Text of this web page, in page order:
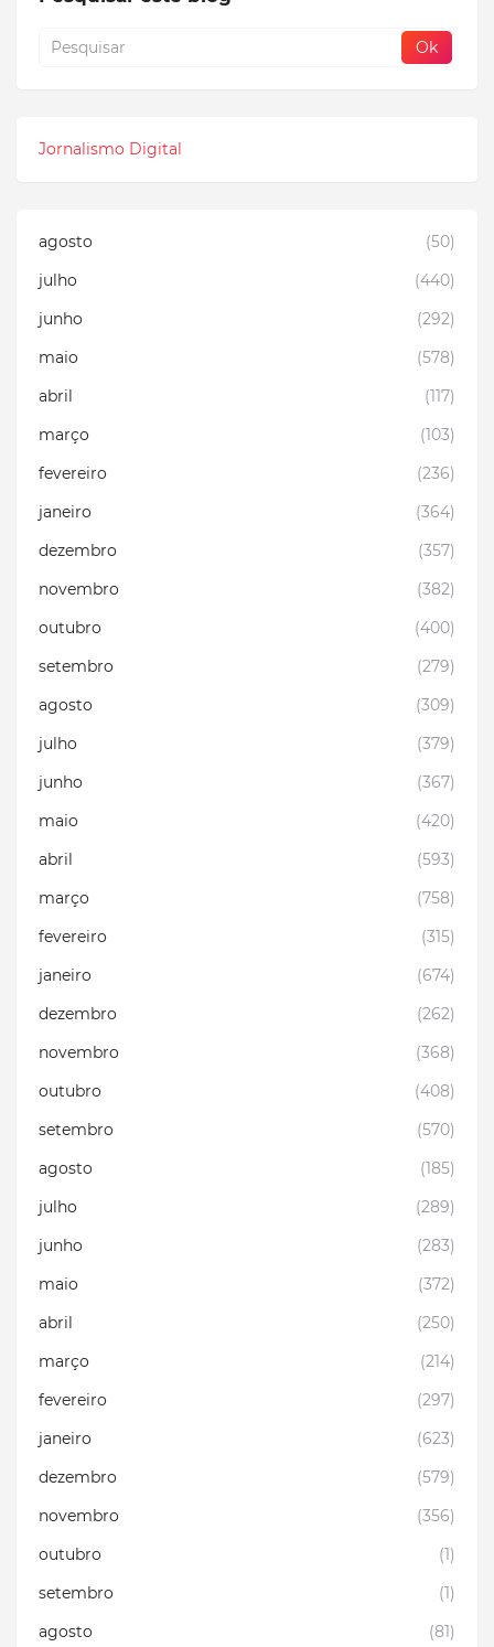
Jornalismo Digital
agosto
(50)
julho
(440)
junho
(292)
maio
(578)
abril
(117)
março
(103)
fevereiro
(236)
janeiro
(364)
dezembro
(357)
novembro
(382)
outubro
(400)
setembro
(279)
agosto
(309)
julho
(379)
junho
(367)
maio
(420)
abril
(593)
março
(758)
fevereiro
(315)
janeiro
(674)
dezembro
(262)
novembro
(368)
outubro
(408)
setembro
(570)
agosto
(185)
julho
(289)
junho
(283)
maio
(372)
abril
(250)
março
(214)
fevereiro
(297)
janeiro
(623)
dezembro
(579)
novembro
(356)
outubro
(1)
setembro
(1)
agosto
(81)